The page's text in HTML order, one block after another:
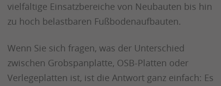
vielfältige Einsatzbereiche von Neubauten bis hin
zu hoch belastbaren Fußbodenaufbauten.
Wenn Sie sich fragen, was der Unterschied
zwischen Grobspanplatte, OSB-Platten oder
Verlegeplatten ist, ist die Antwort ganz einfach: Es